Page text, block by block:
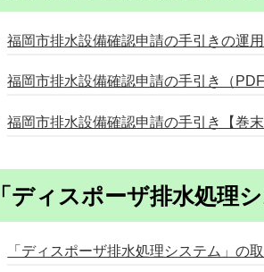
福岡市排水設備確認申請の手引きの運
福岡市排水設備確認申請の手引き（
福岡市排水設備確認申請の手引き【巻
「ディスポーザ排水処理
「ディスポーザ排水処理システム」の